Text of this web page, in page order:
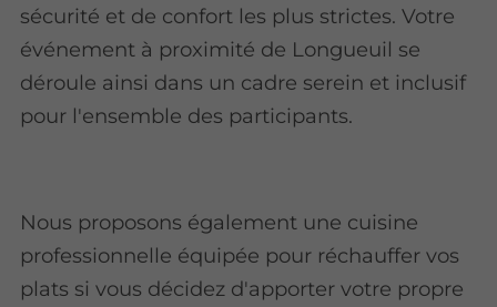
sécurité et de confort les plus strictes. Votre
événement à proximité de Longueuil se
déroule ainsi dans un cadre serein et inclusif
pour l'ensemble des participants.
Nous proposons également une cuisine
professionnelle équipée pour réchauffer vos
plats si vous décidez d'apporter votre propre